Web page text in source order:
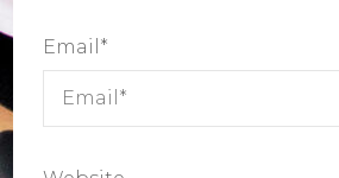
Email *